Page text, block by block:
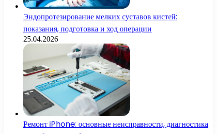
Эндопротезирование мелких суставов кистей:
показания, подготовка и ход операции
25.04.2026
Ремонт iPhone: основные неисправности, диагностика